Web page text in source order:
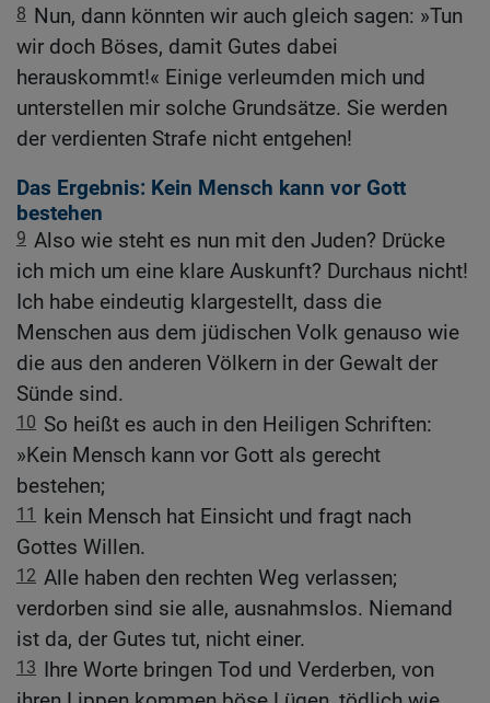
8 Nun, dann könnten wir auch gleich sagen: »Tun
wir doch Böses, damit Gutes dabei
herauskommt!« Einige verleumden mich und
unterstellen mir solche Grundsätze. Sie werden
der verdienten Strafe nicht entgehen!
Das Ergebnis: Kein Mensch kann vor Gott
bestehen
9 Also wie steht es nun mit den Juden? Drücke
ich mich um eine klare Auskunft? Durchaus nicht!
Ich habe eindeutig klargestellt, dass die
Menschen aus dem jüdischen Volk genauso wie
die aus den anderen Völkern in der Gewalt der
Sünde sind.
10 So heißt es auch in den Heiligen Schriften:
»Kein Mensch kann vor Gott als gerecht
bestehen;
11
kein Mensch hat Einsicht und fragt nach
Gottes Willen.
12 Alle haben den rechten Weg verlassen;
verdorben sind sie alle, ausnahmslos. Niemand
ist da, der Gutes tut, nicht einer.
13 Ihre Worte bringen Tod und Verderben, von